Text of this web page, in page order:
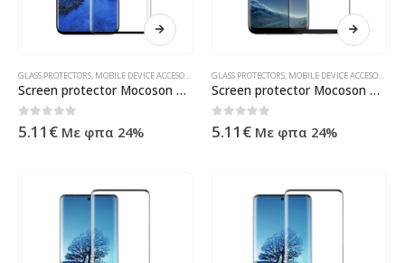
GLASS PROTECTORS, MOBILE DEVICE ACCESORIES ΠΡΟΪΌΝΤΑ ΠΛΗΡΟΦΟΡΙΚΉΣ - ΚΙΝΗΤΉΣ
Screen protector Mocoson Polymer Nano Ceramic, Matte, Full 5D, For Samsung Galaxy S9 Plus, 0.3mm, Black – 52625
0out of 5
5.11 € Με φπα 24%
GLASS PROTECTORS, MOBILE DEVICE ACCESORIES
Screen protector Mocoson Polymer Nano Ceramic, Matte, Full 5D, For Samsung Galaxy S8, 0.3mm, Black – 52623
0out of 5
5.11 € Με φπα 24%